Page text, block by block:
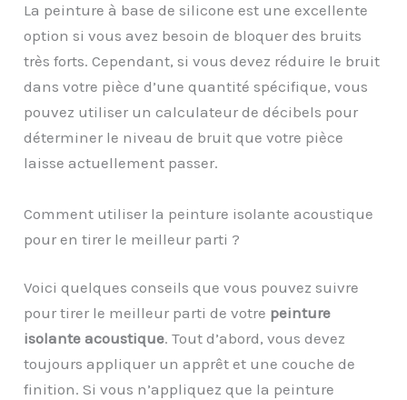
La peinture à base de silicone est une excellente
option si vous avez besoin de bloquer des bruits
très forts. Cependant, si vous devez réduire le bruit
dans votre pièce d’une quantité spécifique, vous
pouvez utiliser un calculateur de décibels pour
déterminer le niveau de bruit que votre pièce
laisse actuellement passer.
Comment utiliser la peinture isolante acoustique
pour en tirer le meilleur parti ?
Voici quelques conseils que vous pouvez suivre
pour tirer le meilleur parti de votre peinture
isolante acoustique. Tout d’abord, vous devez
toujours appliquer un apprêt et une couche de
finition. Si vous n’appliquez que la peinture